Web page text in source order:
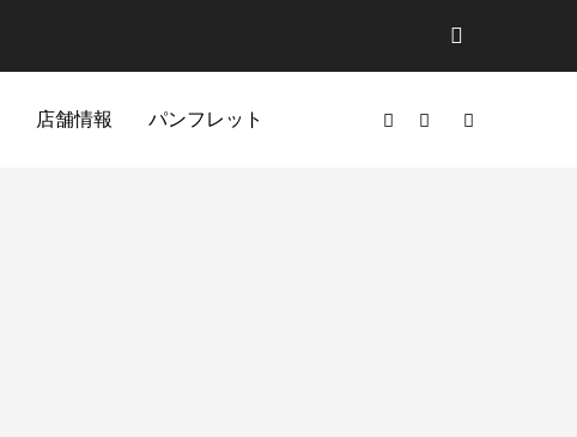
店舗情報 パンフレット